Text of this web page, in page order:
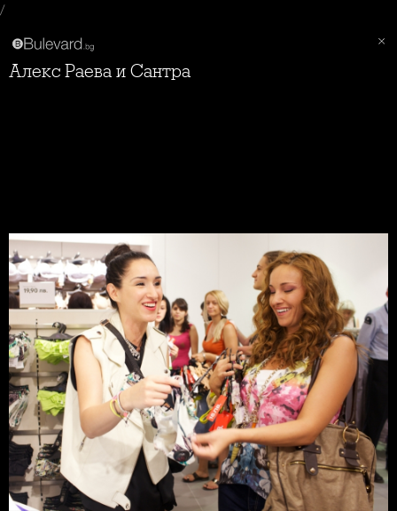
/
Алекс Раева и Сантра